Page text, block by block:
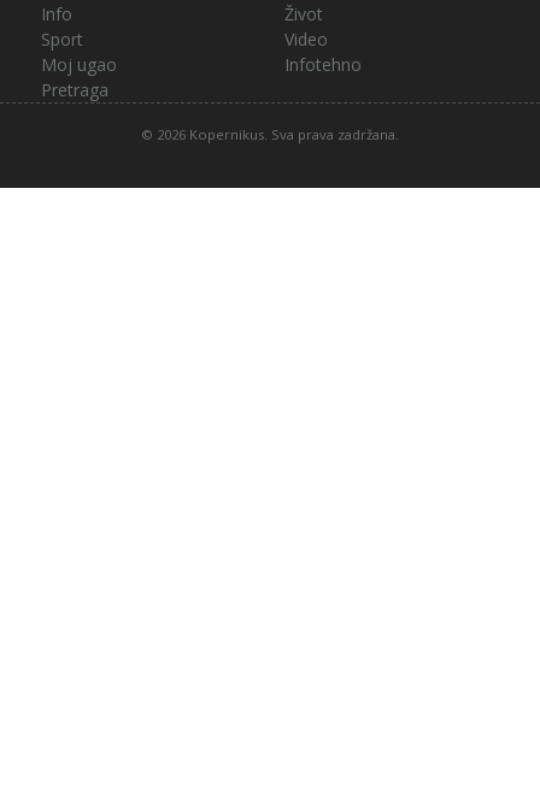
Info
Život
Sport
Video
Moj ugao
Infotehno
Pretraga
© 2026 Kopernikus. Sva prava zadržana.